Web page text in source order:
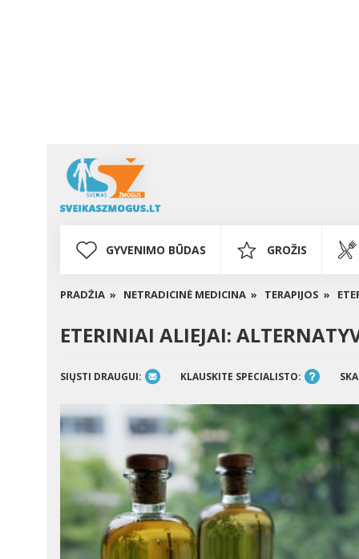
GYVENIMO BŪDAS GROŽIS
PRADŽIA » NETRADICINĖ MEDICINA » TERAPIJOS »
ETERINIAI ALIEJAI:
SIŲSTI DRAUGUI: KLAUSKITE SPECIALISTO: